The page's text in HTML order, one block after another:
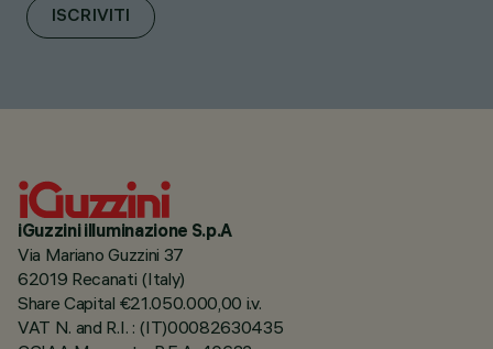
ISCRIVITI
iGuzzini illuminazione S.p.A
Via Mariano Guzzini 37
62019 Recanati (Italy)
Share Capital €21.050.000,00 i.v.
VAT N. and R.I. : (IT)00082630435